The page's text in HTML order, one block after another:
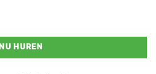
NU HUREN